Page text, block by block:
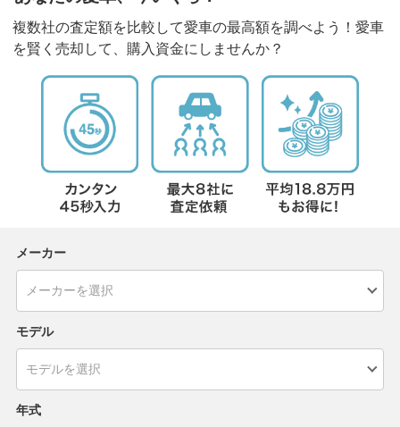
複数社の査定額を比較して愛車の最高額を調べよう！愛車
を賢く売却して、購入資金にしませんか？
メーカー
モデル
年式